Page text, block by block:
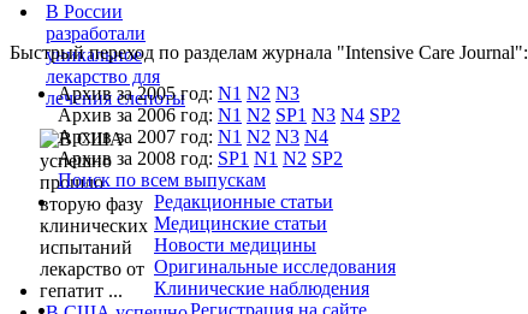
В России
разработали
уникальное
лекарство для
лечения слепоты
Быстрый переход по разделам журнала "Intensive Care Journal":
Архив за 2005 год: N1 N2 N3
Архив за 2006 год: N1 N2 SP1 N3 N4 SP2
Архив за 2007 год: N1 N2 N3 N4
Архив за 2008 год: SP1 N1 N2 SP2
Поиск по всем выпускам
Редакционные статьи
Медицинские статьи
Новости медицины
Оригинальные исследования
Клинические наблюдения
Регистрация на сайте